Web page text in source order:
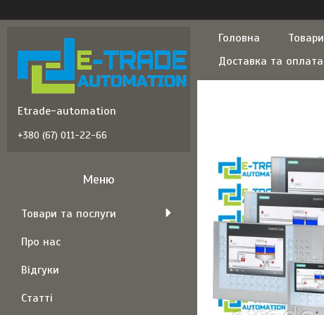
Головна Товари
Доставка та оплата
Etrade-automation
+380 (67) 011-22-66
Товари та послуги
Про нас
Відгуки
Статті